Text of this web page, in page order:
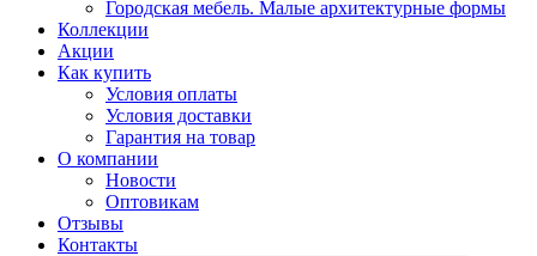
Городская мебель. Малые архитектурные формы
Коллекции
Акции
Как купить
Условия оплаты
Условия доставки
Гарантия на товар
О компании
Новости
Оптовикам
Отзывы
Контакты